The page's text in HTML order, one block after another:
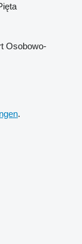
Osobowo-
.